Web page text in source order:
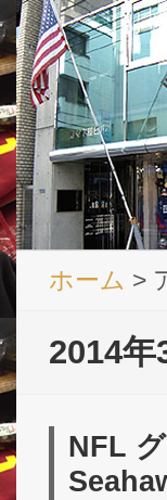
ホーム >
2014
NFL